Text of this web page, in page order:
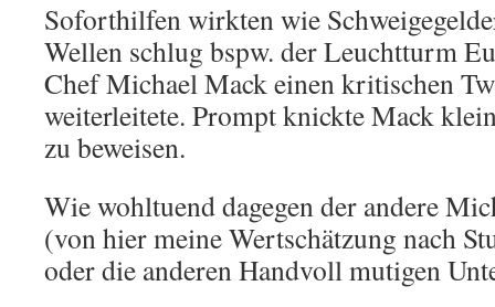
Soforthilfen wirkten wie
Wellen schlug bspw. der Leuchtturm
Chef Michael Mack einen kritischen
weiterleitete. Prompt knickte Mack
zu beweisen.
Wie wohltuend dagegen der andere
(von hier meine Wertschätzung nach
oder die anderen Handvoll mutigen